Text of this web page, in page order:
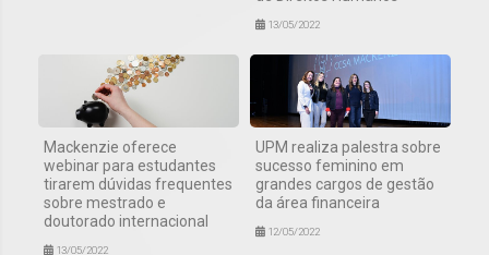
13/05/2022
Mackenzie oferece
webinar para estudantes
tirarem dúvidas frequentes
sobre mestrado e
doutorado internacional
13/05/2022
UPM realiza palestra sobre
sucesso feminino em
grandes cargos de gestão
da área financeira
12/05/2022